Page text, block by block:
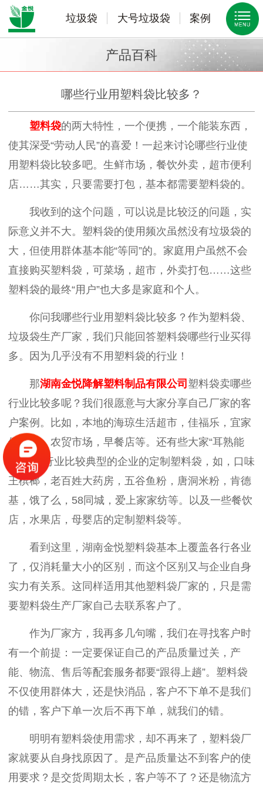
垃圾袋 大号垃圾袋 案例
产品百科
哪些行业用塑料袋比较多？
塑料袋的两大特性，一个便携，一个能装东西，
使其深受“劳动人民”的喜爱！一起来讨论哪些行业使
用塑料袋比较多吧。生鲜市场，餐饮外卖，超市便利
店……其实，只要需要打包，基本都需要塑料袋的。
我收到的这个问题，可以说是比较泛的问题，实
际意义并不大。塑料袋的使用频次虽然没有垃圾袋的
大，但使用群体基本能“等同”的。家庭用户虽然不会
直接购买塑料袋，可菜场，超市，外卖打包……这些
塑料袋的最终“用户”也大多是家庭和个人。
你问我哪些行业用塑料袋比较多？作为塑料袋、
垃圾袋生产厂家，我们只能回答塑料袋哪些行业买得
多。因为几乎没有不用塑料袋的行业！
那湖南金悦降解塑料制品有限公司 塑料袋卖哪些
行业比较多呢？我们很愿意与大家分享自己厂家的客
户案例。比如，本地的海琼生活超市，佳福乐，宜家
便利店，农贸市场，早餐店等。还有些大家“耳熟能
详”的或行业比较典型的企业的定制塑料袋，如，口味
王槟榔，老百姓大药房，五谷鱼粉，唐洞米粉，肯德
基，饿了么，58同城，爱上家家纺等。以及一些餐饮
店，水果店，母婴店的定制塑料袋等。
看到这里，湖南金悦塑料袋基本上覆盖各行各业
了，仅消耗量大小的区别，而这个区别又与企业自身
实力有关系。这同样适用其他塑料袋厂家的，只是需
要塑料袋生产厂家自己去联系客户了。
作为厂家方，我再多几句嘴，我们在寻找客户时
有一个前提：一定要保证自己的产品质量过关，产
能、物流、售后等配套服务都要“跟得上趟”。塑料袋
不仅使用群体大，还是快消品，客户不下单不是我们
的错，客户下单一次后不再下单，就我们的错。
明明有塑料袋使用需求，却不再来了，塑料袋厂
家就要从自身找原因了。是产品质量达不到客户的使
用要求？是交货周期太长，客户等不了？还是物流方